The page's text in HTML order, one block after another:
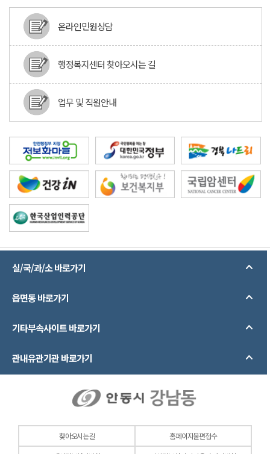
온라인민원상담
행정복지센터 찾아오시는 길
업무 및 직원안내
실/국/과/소 바로가기
읍면동 바로가기
기타부속사이트 바로가기
관내유관기관 바로가기
찾아오시는길
홈페이지불편접수